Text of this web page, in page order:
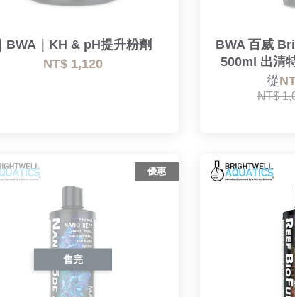
｜BWA｜KH & pH提升粉劑
NT$ 1,120
BWA 百威
500ml 出清
從
NT$
售完
優惠